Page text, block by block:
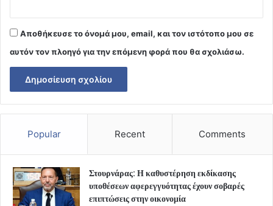
Αποθήκευσε το όνομά μου, email, και τον ιστότοπο μου σε
αυτόν τον πλοηγό για την επόμενη φορά που θα σχολιάσω.
Popular Recent Comments
Στουρνάρας: Η καθυστέρηση εκδίκασης
υποθέσεων αφερεγγυότητας έχουν σοβαρές
επιπτώσεις στην οικονομία